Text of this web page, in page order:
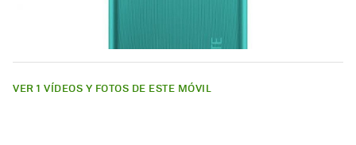
VER 1 VÍDEOS Y FOTOS DE ESTE MÓVIL